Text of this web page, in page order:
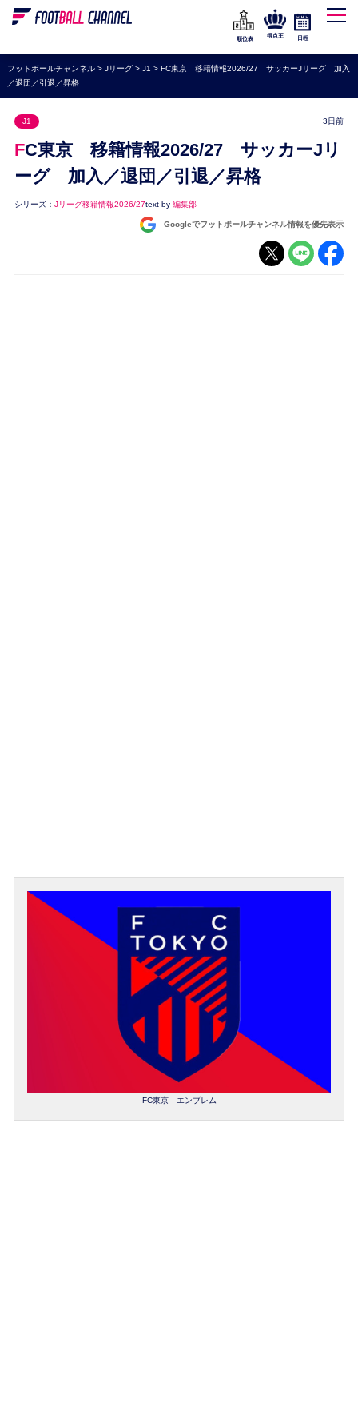
WEリーグ
海外サッカー
プレミアリーグ
セリエA
ブンデスリーガ
UEFA
ナショナルチーム
順位表
得点王 日程
フットボールチャンネル> Jリーグ> J1 > FC東京 移籍情報2026/27 サッカーJリーグ 加入
／退団／引退／昇格
J1 3日前
FC東京 移籍情報2026/27 サッカーJリ
ーグ 加入／退団／引退／昇格
シリーズ： Jリーグ移籍情報2026/27text by 編集部
Googleでフットボールチャンネル情報を優先表示
FC東京 エンブレム